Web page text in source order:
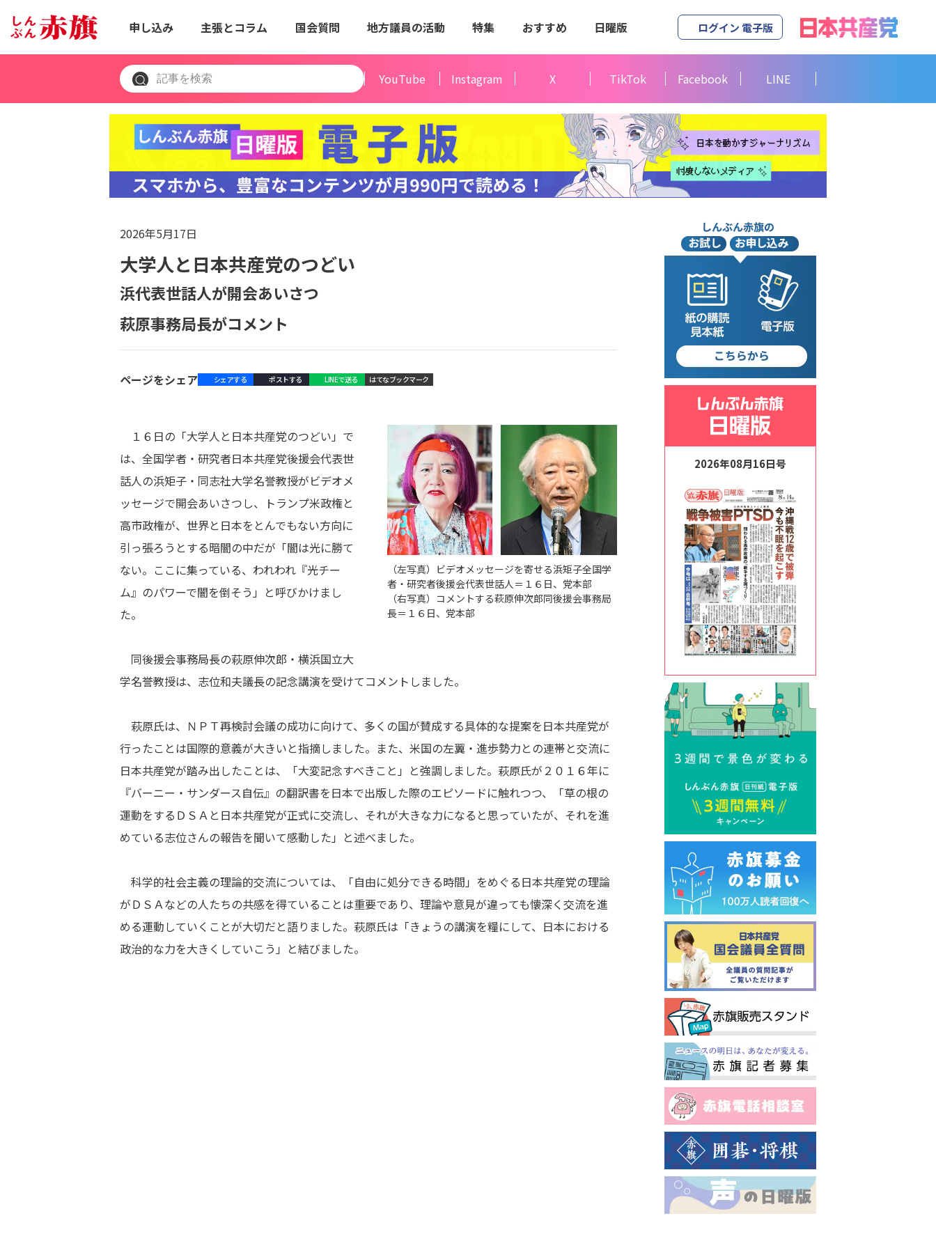
申し込み 主張とコラム 国会質問 地方議員の活動 特集 おすすめ 日曜版 ログイン 電子版
YouTube Instagram X TikTok Facebook LINE
2026年5月17日
大学人と日本共産党のつどい
浜代表世話人が開会あいさつ
萩原事務局長がコメント
ページをシェア シェアする ポストする LINEで送る はてなブックマーク
（左写真）ビデオメッセージを寄せる浜矩子全国学
者・研究者後援会代表世話人＝１６日、党本部
（右写真）コメントする萩原伸次郎同後援会事務局
長＝１６日、党本部
１６日の「大学人と日本共産党のつどい」で
は、全国学者・研究者日本共産党後援会代表世
話人の浜矩子・同志社大学名誉教授がビデオメ
ッセージで開会あいさつし、トランプ米政権と
高市政権が、世界と日本をとんでもない方向に
引っ張ろうとする暗闇の中だが「闇は光に勝て
ない。ここに集っている、われわれ『光チー
ム』のパワーで闇を倒そう」と呼びかけまし
た。
同後援会事務局長の萩原伸次郎・横浜国立大
学名誉教授は、志位和夫議長の記念講演を受けてコメントしました。
萩原氏は、ＮＰＴ再検討会議の成功に向けて、多くの国が賛成する具体的な提案を日本共産党が
行ったことは国際的意義が大きいと指摘しました。また、米国の左翼・進歩勢力との連帯と交流に
日本共産党が踏み出したことは、「大変記念すべきこと」と強調しました。萩原氏が２０１６年に
『バーニー・サンダース自伝』の翻訳書を日本で出版した際のエピソードに触れつつ、「草の根の
運動をするＤＳＡと日本共産党が正式に交流し、それが大きな力になると思っていたが、それを進
めている志位さんの報告を聞いて感動した」と述べました。
科学的社会主義の理論的交流については、「自由に処分できる時間」をめぐる日本共産党の理論
がＤＳＡなどの人たちの共感を得ていることは重要であり、理論や意見が違っても懐深く交流を進
める運動していくことが大切だと語りました。萩原氏は「きょうの講演を糧にして、日本における
政治的な力を大きくしていこう」と結びました。
2026年08月16日号